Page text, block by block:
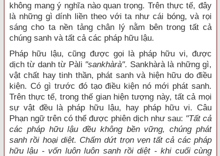
không mang ý nghĩa nào quan trọng. Trên thực tế, đây
là những gì dính liền theo với ta như cái bóng, và rọi
sáng cho ta nền tảng chân lý nằm bên trong tất cả
chúng sanh và tất cả các pháp hữu lậu.
Pháp hữu lậu, cũng được gọi là pháp hữu vi, được
dịch từ danh từ Pàli "sankhàrà". Sankhàrà là những gì,
vật chất hay tinh thần, phát sanh và hiện hữu do điều
kiện. Có gì trước đó tạo điều kiện nó mới phát sanh.
Trên thực tế, trong thế gian hiện tượng này, tất cả mọi
sự vật đều là pháp hữu lậu, hay pháp hữu vi. Câu
Phạn ngữ trên có thể được phiên dịch như sau: "Tất cả
các pháp hữu lậu đều không bền vững, chúng phát
sanh rồi hoại diệt. Chấm dứt trọn vẹn tất cả các pháp
hữu lậu - vốn luôn luôn sanh rồi diệt - khi cuối cùng